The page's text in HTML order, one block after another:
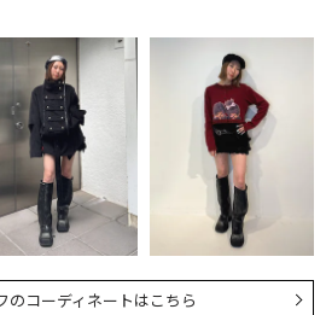
のコーディネートはこちら